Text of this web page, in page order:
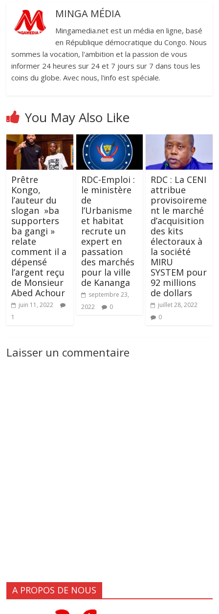
MINGA MÉDIA
Mingamedia.net est un média en ligne, basé
en République démocratique du Congo. Nous
sommes la vocation, l'ambition et la passion de vous
informer 24 heures sur 24 et 7 jours sur 7 dans tous les
coins du globe. Avec nous, l'info est spéciale.
You May Also Like
Prêtre
Kongo,
l’auteur du
slogan »ba
supporters
ba gangi »
relate
comment il a
dépensé
l’argent reçu
de Monsieur
Abed Achour
juin 11, 2022
1
RDC-Emploi :
le ministère
de
l’Urbanisme
et habitat
recrute un
expert en
passation
des marchés
pour la ville
de Kananga
septembre 23,
2022
0
RDC : La CENI
attribue
provisoireme
nt le marché
d’acquisition
des kits
électoraux à
la société
MIRU
SYSTEM pour
92 millions
de dollars
juillet 28, 2022
0
Laisser un commentaire
A PROPOS DE NOUS